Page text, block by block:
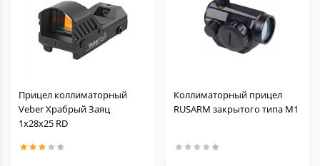
Прицел коллиматорный
Veber Храбрый Заяц
1x28x25 RD
Коллиматорный прицел
RUSARM закрытого типа M1